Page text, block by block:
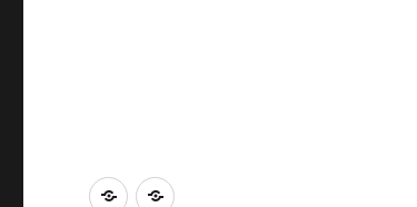
Markenrecherche
Gastbeiträge